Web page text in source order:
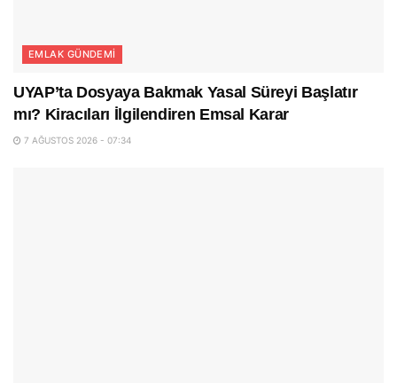
EMLAK GÜNDEMI
UYAP’ta Dosyaya Bakmak Yasal Süreyi Başlatır
mı? Kiracıları İlgilendiren Emsal Karar
7 AĞUSTOS 2026 - 07:34